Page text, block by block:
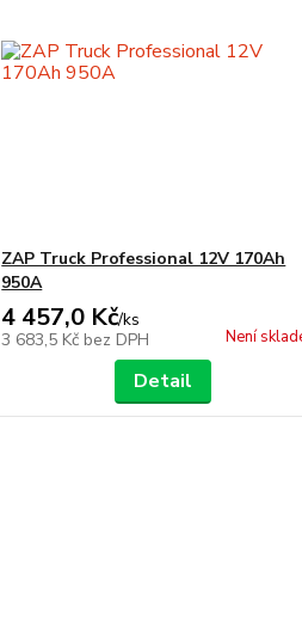
ZAP Truck Professional 12V 170Ah
950A
4 457,0 Kč/ks
3 683,5 Kč bez DPH Není
Detail